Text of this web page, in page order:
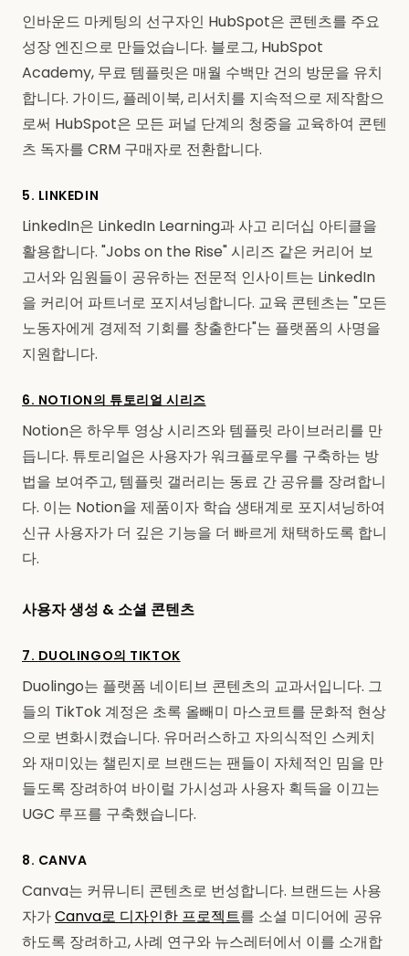
인바운드 마케팅의 선구자인 HubSpot은 콘텐츠를 주요
성장 엔진으로 만들었습니다. 블로그, HubSpot
Academy, 무료 템플릿은 매월 수백만 건의 방문을 유치
합니다. 가이드, 플레이북, 리서치를 지속적으로 제작함으
로써 HubSpot은 모든 퍼널 단계의 청중을 교육하여 콘텐
츠 독자를 CRM 구매자로 전환합니다.
5. LINKEDIN
LinkedIn은 LinkedIn Learning과 사고 리더십 아티클을
활용합니다. "Jobs on the Rise" 시리즈 같은 커리어 보
고서와 임원들이 공유하는 전문적 인사이트는 LinkedIn
을 커리어 파트너로 포지셔닝합니다. 교육 콘텐츠는 "모든
노동자에게 경제적 기회를 창출한다"는 플랫폼의 사명을
지원합니다.
6. NOTION의 튜토리얼 시리즈
Notion은 하우투 영상 시리즈와 템플릿 라이브러리를 만
듭니다. 튜토리얼은 사용자가 워크플로우를 구축하는 방
법을 보여주고, 템플릿 갤러리는 동료 간 공유를 장려합니
다. 이는 Notion을 제품이자 학습 생태계로 포지셔닝하여
신규 사용자가 더 깊은 기능을 더 빠르게 채택하도록 합니
다.
사용자 생성 & 소셜 콘텐츠
7. DUOLINGO의 TIKTOK
Duolingo는 플랫폼 네이티브 콘텐츠의 교과서입니다. 그
들의 TikTok 계정은 초록 올빼미 마스코트를 문화적 현상
으로 변화시켰습니다. 유머러스하고 자의식적인 스케치
와 재미있는 챌린지로 브랜드는 팬들이 자체적인 밈을 만
들도록 장려하여 바이럴 가시성과 사용자 획득을 이끄는
UGC 루프를 구축했습니다.
8. CANVA
Canva는 커뮤니티 콘텐츠로 번성합니다. 브랜드는 사용
자가Canva로 디자인한 프로젝트를 소셜 미디어에 공유
하도록 장려하고, 사례 연구와 뉴스레터에서 이를 소개합